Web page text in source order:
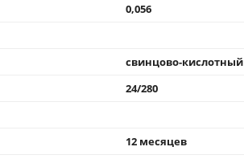
0,056
свинцово-кислотный
24/280
12 месяцев